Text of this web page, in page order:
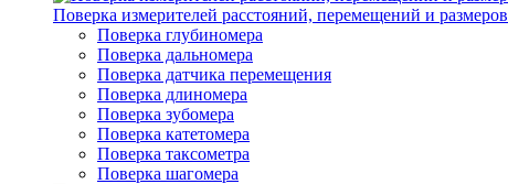
Поверка измерителей расстояний, перемещений и размеров
Поверка глубиномера
Поверка дальномера
Поверка датчика перемещения
Поверка длиномера
Поверка зубомера
Поверка катетомера
Поверка таксометра
Поверка шагомера